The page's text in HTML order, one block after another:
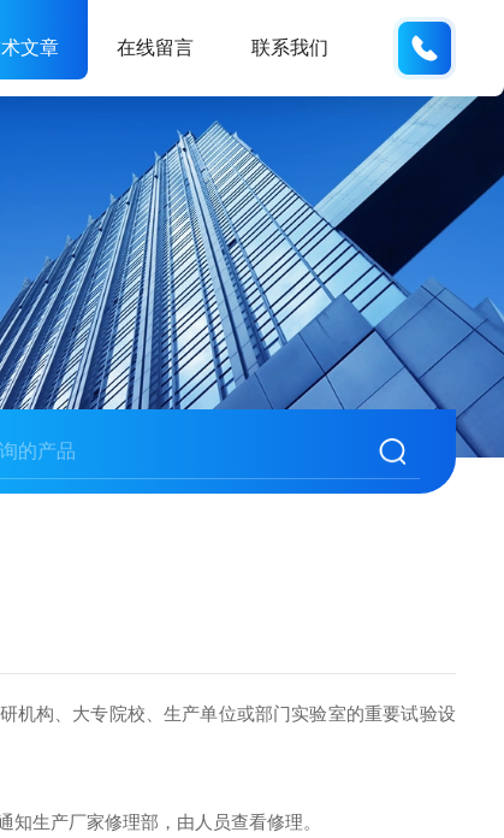
文章 在线留言 联系我们
机构、大专院校、生产单位或部门实验室的重要试验设
生产厂家修理部，由人员查看修理。